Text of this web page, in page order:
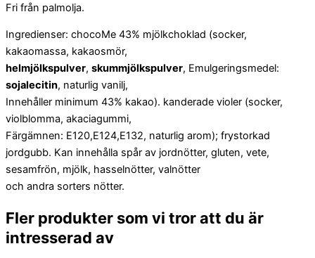
Fri från palmolja.
Ingredienser: chocoMe 43% mjölkchoklad (socker,
kakaomassa, kakaosmör,
helmjölkspulver, skummjölkspulver, Emulgeringsmedel:
sojalecitin, naturlig vanilj,
Innehåller minimum 43% kakao). kanderade violer (socker,
violblomma, akaciagummi,
Färgämnen: E120,E124,E132, naturlig arom); frystorkad
jordgubb. Kan innehålla spår av jordnötter, gluten, vete,
sesamfrön, mjölk, hasselnötter, valnötter
och andra sorters nötter.
Fler produkter som vi tror att du är
intresserad av